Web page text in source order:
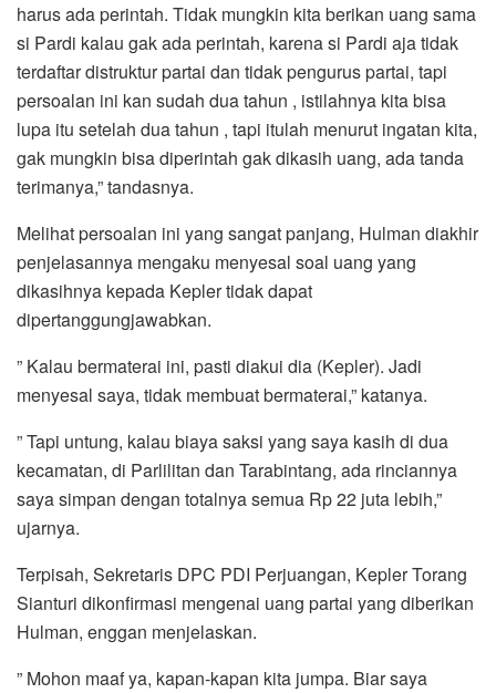
harus ada perintah. Tidak mungkin kita berikan uang sama
si Pardi kalau gak ada perintah, karena si Pardi aja tidak
terdaftar distruktur partai dan tidak pengurus partai, tapi
persoalan ini kan sudah dua tahun , istilahnya kita bisa
lupa itu setelah dua tahun , tapi itulah menurut ingatan kita,
gak mungkin bisa diperintah gak dikasih uang, ada tanda
terimanya,” tandasnya.
Melihat persoalan ini yang sangat panjang, Hulman diakhir
penjelasannya mengaku menyesal soal uang yang
dikasihnya kepada Kepler tidak dapat
dipertanggungjawabkan.
” Kalau bermaterai ini, pasti diakui dia (Kepler). Jadi
menyesal saya, tidak membuat bermaterai,” katanya.
” Tapi untung, kalau biaya saksi yang saya kasih di dua
kecamatan, di Parlilitan dan Tarabintang, ada rinciannya
saya simpan dengan totalnya semua Rp 22 juta lebih,”
ujarnya.
Terpisah, Sekretaris DPC PDI Perjuangan, Kepler Torang
Sianturi dikonfirmasi mengenai uang partai yang diberikan
Hulman, enggan menjelaskan.
” Mohon maaf ya, kapan-kapan kita jumpa. Biar saya